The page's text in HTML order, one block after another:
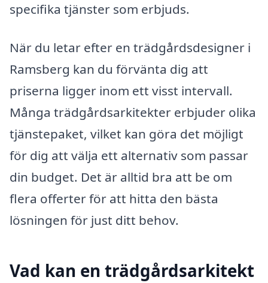
specifika tjänster som erbjuds.
När du letar efter en trädgårdsdesigner i
Ramsberg kan du förvänta dig att
priserna ligger inom ett visst intervall.
Många trädgårdsarkitekter erbjuder olika
tjänstepaket, vilket kan göra det möjligt
för dig att välja ett alternativ som passar
din budget. Det är alltid bra att be om
flera offerter för att hitta den bästa
lösningen för just ditt behov.
Vad kan en trädgårdsarkitekt